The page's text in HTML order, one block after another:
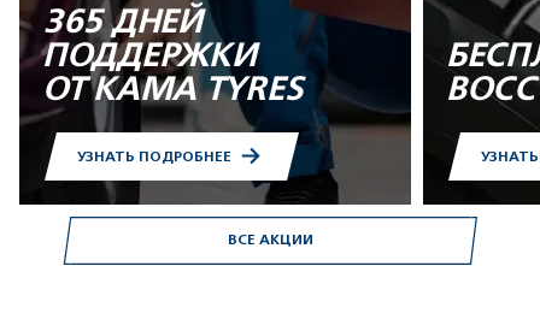
ВСЕ АКЦИИ
365 ДНЕЙ
ПОДДЕРЖКИ
ОТ KAMA TYRES
УЗНАТЬ ПОДРОБНЕЕ